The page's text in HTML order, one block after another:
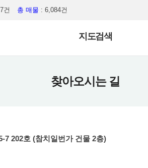
건 총 매물 : 6,084건
지도검색
찾아오시는 길
7 202호 (참치일번가 건물 2층)